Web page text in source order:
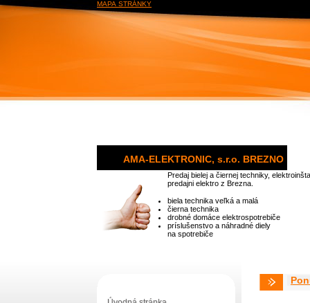
MAPA STRÁNKY
AMA-ELEKTRONIC, s.r.o. BREZNO
Predaj bielej a čiernej techniky,
predajni elektro z Brezna.
biela technika veľká a malá
čierna technika
drobné domáce elektrospotrebiče
príslušenstvo a náhradné diely
na spotrebiče